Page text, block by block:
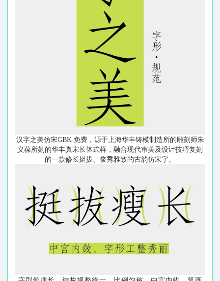
汉字之美仿宋GBK 免费，源于上海华丰铸模制造所的雕刻师朱
义葆所刻的华丰真宋长体式样，融合现代审美及设计技巧复刻
的一款修长挺拔、俊秀雅致的古韵仿宋字。